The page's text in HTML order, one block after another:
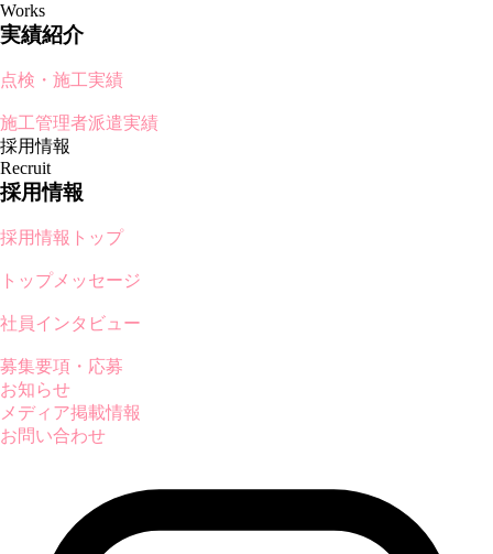
Works
実績紹介
点検・施工実績
施工管理者派遣実績
採用情報
Recruit
採用情報
採用情報トップ
トップメッセージ
社員インタビュー
募集要項・応募
お知らせ
メディア掲載情報
お問い合わせ